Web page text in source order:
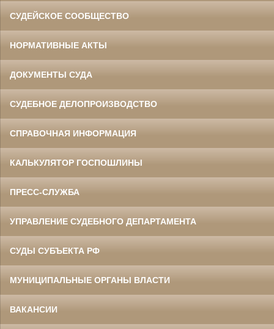
СУДЕЙСКОЕ СООБЩЕСТВО
НОРМАТИВНЫЕ АКТЫ
ДОКУМЕНТЫ СУДА
СУДЕБНОЕ ДЕЛОПРОИЗВОДСТВО
СПРАВОЧНАЯ ИНФОРМАЦИЯ
КАЛЬКУЛЯТОР ГОСПОШЛИНЫ
ПРЕСС-СЛУЖБА
УПРАВЛЕНИЕ СУДЕБНОГО ДЕПАРТАМЕНТА
СУДЫ СУБЪЕКТА РФ
МУНИЦИПАЛЬНЫЕ ОРГАНЫ ВЛАСТИ
ВАКАНСИИ